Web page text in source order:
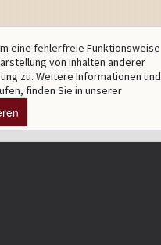
eine fehlerfreie Funktionsweise
von Inhalten anderer
zu. Weitere Informationen und
finden Sie in unserer